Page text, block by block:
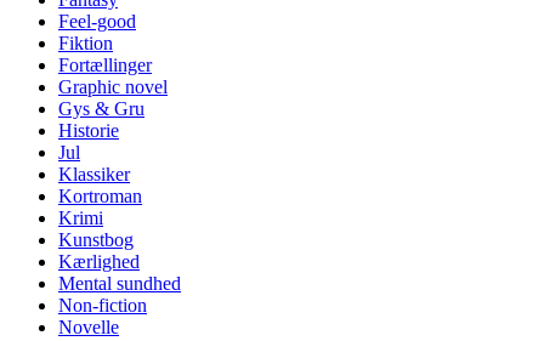
Feel-good
Fiktion
Fortællinger
Graphic novel
Gys & Gru
Historie
Jul
Klassiker
Kortroman
Krimi
Kunstbog
Kærlighed
Mental sundhed
Non-fiction
Novelle